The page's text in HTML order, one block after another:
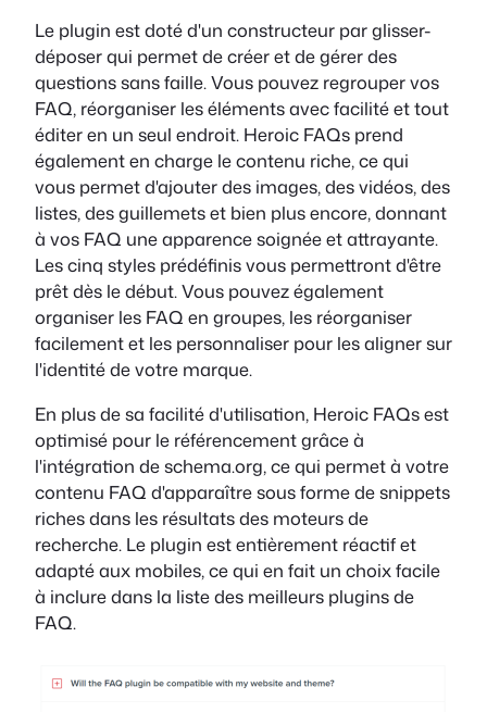
Le plugin est doté d'un constructeur par glisser-
déposer qui permet de créer et de gérer des
questions sans faille. Vous pouvez regrouper vos
FAQ, réorganiser les éléments avec facilité et tout
éditer en un seul endroit. Heroic FAQs prend
également en charge le contenu riche, ce qui
vous permet d'ajouter des images, des vidéos, des
listes, des guillemets et bien plus encore, donnant
à vos FAQ une apparence soignée et attrayante.
Les cinq styles prédéfinis vous permettront d'être
prêt dès le début. Vous pouvez également
organiser les FAQ en groupes, les réorganiser
facilement et les personnaliser pour les aligner sur
l'identité de votre marque.
En plus de sa facilité d'utilisation, Heroic FAQs est
optimisé pour le référencement grâce à
l'intégration de schema.org, ce qui permet à votre
contenu FAQ d'apparaître sous forme de snippets
riches dans les résultats des moteurs de
recherche. Le plugin est entièrement réactif et
adapté aux mobiles, ce qui en fait un choix facile
à inclure dans la liste des meilleurs plugins de
FAQ.